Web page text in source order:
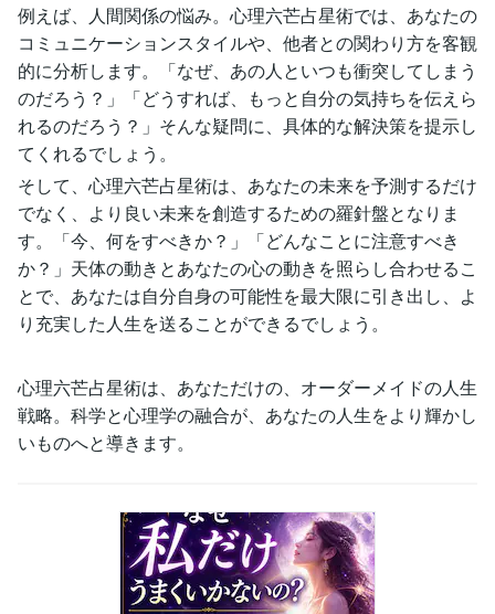
例えば、人間関係の悩み。心理六芒占星術では、あなたの
コミュニケーションスタイルや、他者との関わり方を客観
的に分析します。「なぜ、あの人といつも衝突してしまう
のだろう？」「どうすれば、もっと自分の気持ちを伝えら
れるのだろう？」そんな疑問に、具体的な解決策を提示し
てくれるでしょう。
そして、心理六芒占星術は、あなたの未来を予測するだけ
でなく、より良い未来を創造するための羅針盤となりま
す。「今、何をすべきか？」「どんなことに注意すべき
か？」天体の動きとあなたの心の動きを照らし合わせるこ
とで、あなたは自分自身の可能性を最大限に引き出し、よ
り充実した人生を送ることができるでしょう。
心理六芒占星術は、あなただけの、オーダーメイドの人生
戦略。科学と心理学の融合が、あなたの人生をより輝かし
いものへと導きます。